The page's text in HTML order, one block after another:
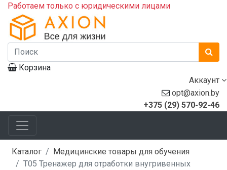
Работаем только с юридическими лицами
Корзина
Аккаунт
opt@axion.by
+375 (29) 570-92-46
Каталог
Медицинские товары для обучения
Т05 Тренажер для отработки внугривенных